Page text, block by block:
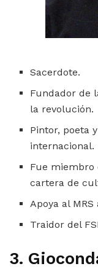
Sacerdote.
Fundador de
la revolución.
Pintor, poeta
internacional.
Fue miembro
cartera de
Apoya al
Traidor del
3.